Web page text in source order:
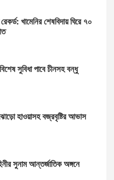
খামেনির শেষবিদায় ঘিরে ৭০
সুবিধা পাবে চীনসহ বন্ধু
হাওয়াসহ বজ্রবৃষ্টির আভাস
সুনাম আন্তর্জাতিক অঙ্গনে